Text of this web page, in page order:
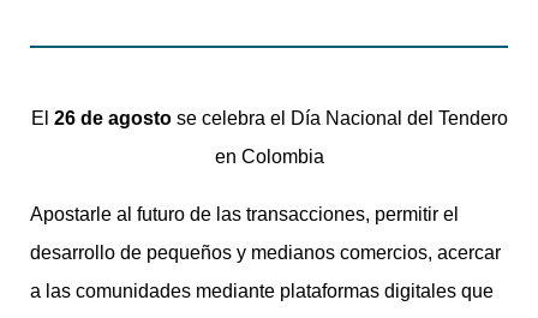
El 26 de agostose celebra el Día Nacional del Tendero
en Colombia
Apostarle al futuro de las transacciones, permitir el
desarrollo de pequeños y medianos comercios, acercar
a las comunidades mediante plataformas digitales que